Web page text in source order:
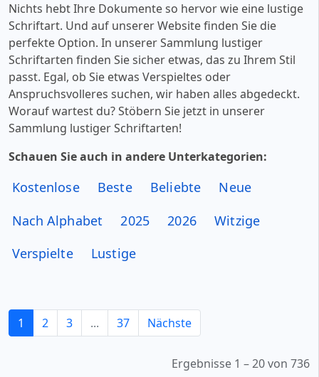
Nichts hebt Ihre Dokumente so hervor wie eine lustige
Schriftart. Und auf unserer Website finden Sie die
perfekte Option. In unserer Sammlung lustiger
Schriftarten finden Sie sicher etwas, das zu Ihrem Stil
passt. Egal, ob Sie etwas Verspieltes oder
Anspruchsvolleres suchen, wir haben alles abgedeckt.
Worauf wartest du? Stöbern Sie jetzt in unserer
Sammlung lustiger Schriftarten!
Schauen Sie auch in andere Unterkategorien:
Kostenlose Beste Beliebte
Neue
Nach Alphabet
2025 2026
Witzige
Verspielte
Lustige
1 2 3 ... 37 Nächste
Ergebnisse 1 – 20 von 736